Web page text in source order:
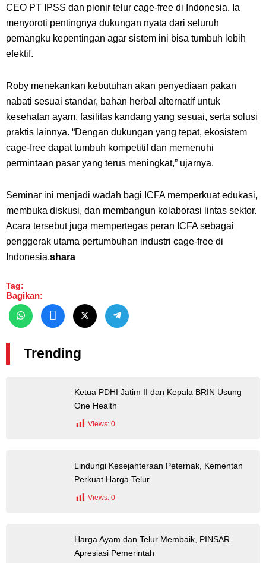
CEO PT IPSS dan pionir telur cage-free di Indonesia. Ia
menyoroti pentingnya dukungan nyata dari seluruh
pemangku kepentingan agar sistem ini bisa tumbuh lebih
efektif.
Roby menekankan kebutuhan akan penyediaan pakan
nabati sesuai standar, bahan herbal alternatif untuk
kesehatan ayam, fasilitas kandang yang sesuai, serta solusi
praktis lainnya. “Dengan dukungan yang tepat, ekosistem
cage-free dapat tumbuh kompetitif dan memenuhi
permintaan pasar yang terus meningkat,” ujarnya.
Seminar ini menjadi wadah bagi ICFA memperkuat edukasi,
membuka diskusi, dan membangun kolaborasi lintas sektor.
Acara tersebut juga mempertegas peran ICFA sebagai
penggerak utama pertumbuhan industri cage-free di
Indonesia.shara
Tag:
Bagikan:
Trending
Ketua PDHI Jatim II dan Kepala BRIN Usung
One Health
Views: 0
Lindungi Kesejahteraan Peternak, Kementan
Perkuat Harga Telur
Views: 0
Harga Ayam dan Telur Membaik, PINSAR
Apresiasi Pemerintah